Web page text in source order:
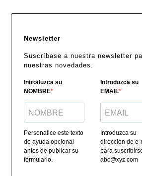
Newsletter
Suscríbase a nuestra newsletter
nuestras novedades.
Introduzca su
NOMBRE
Personalice este texto
de ayuda opcional
antes de publicar su
formulario.
Introduzca su
EMAIL
Introduzca su
dirección de e-
para
abc@xyz.com